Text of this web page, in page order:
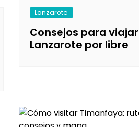
Lanzarote
Consejos para
Lanzarote por libre